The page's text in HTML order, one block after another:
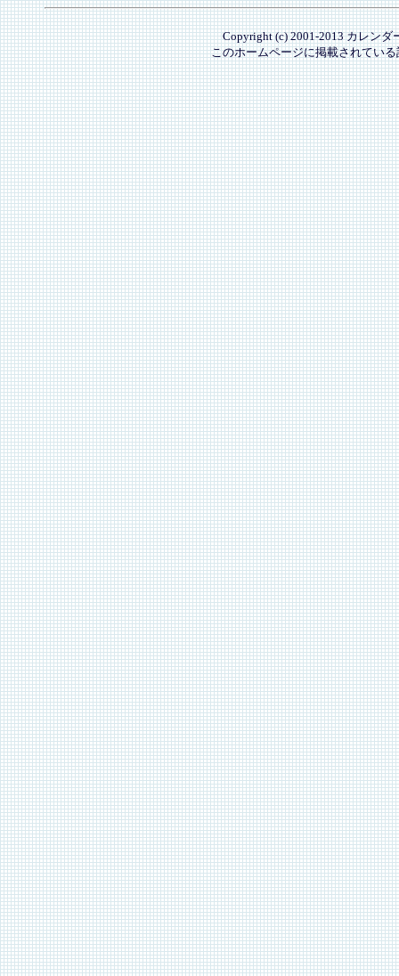
Copyright (c) 2001-2013 カレンダ
このホームページに掲載されてい